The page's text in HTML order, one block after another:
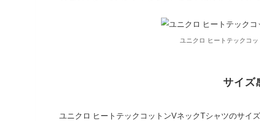
ユニクロ ヒートテックコ
サイズ
ユニクロ ヒートテックコットンVネックTシャツのサイ